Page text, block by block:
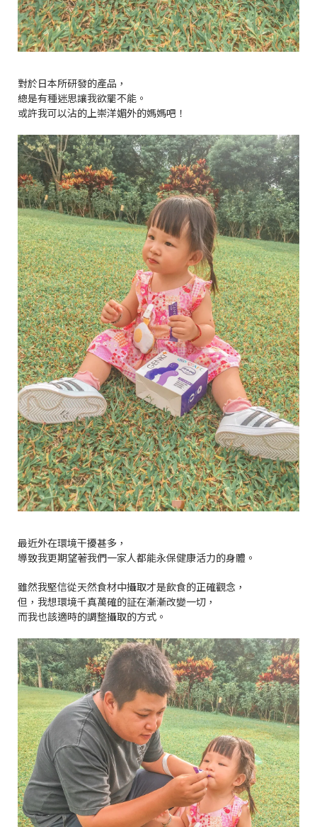
對於日本所研發的產品，
總是有種迷思讓我欲罷不能。
或許我可以沾的上崇洋媚外的媽媽吧！
最近外在環境干擾甚多，
導致我更期望著我們一家人都能永保健康活力的身體。
雖然我堅信從天然食材中攝取才是飲食的正確觀念，
但，我想環境千真萬確的証在漸漸改變一切，
而我也該適時的調整攝取的方式。